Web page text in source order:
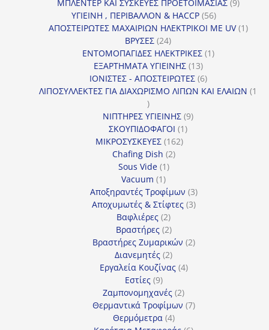
ΜΠΛΕΝΤΕΡ ΚΑΙ ΣΥΣΚΕΥΕΣ ΠΡΟΕΤΟΙΜΑΣΙΑΣ 9
ΥΓΙΕΙΝΗ , ΠΕΡΙΒΑΛΛΟΝ & HACCP 5656
προϊόντα
ΑΠΟΣΤΕΙΡΩΤΕΣ ΜΑΧΑΙΡΙΩΝ ΗΛΕΚΤΡΙΚΟΙ ΜΕ UV 11
ΒΡΥΣΕΣ 2424
προϊόντα
ΕΝΤΟΜΟΠΑΓΙΔΕΣ ΗΛΕΚΤΡΙΚΕΣ 11
ΕΞΑΡΤΗΜΑΤΑ ΥΓΙΕΙΝΗΣ 1313
προϊόντα
ΙΟΝΙΣΤΕΣ - ΑΠΟΣΤΕΙΡΩΤΕΣ 66
προϊόντα
ΛΙΠΟΣΥΛΛΕΚΤΕΣ ΓΙΑ ΔΙΑΧΩΡΙΣΜΟ ΛΙΠΩΝ ΚΑΙ ΕΛΑΙΩΝ 1
1
προϊόν
ΝΙΠΤΗΡΕΣ ΥΓΙΕΙΝΗΣ 99
ΣΚΟΥΠΙΔΟΦΑΓΟΙ 11
ΜΙΚΡΟΣΥΣΚΕΥΕΣ 162162
Chafing Dish 22
Sous Vide 11
Vacuum 11
προϊόν
Αποξηραντές Τροφίμων 33
προϊόντα
Αποχυμωτές & Στίφτες 33
Βαφλιέρες 22
προϊόντα
Βραστήρες 22
προϊόντα
Βραστήρες Ζυμαρικών 22
Διανεμητές 22
προϊόντα
Εργαλεία Κουζίνας 44
Εστίες 99
προϊόντα
Ζαμπονομηχανές 22
προϊόντα
Θερμαντικά Τροφίμων 77
Θερμόμετρα 44